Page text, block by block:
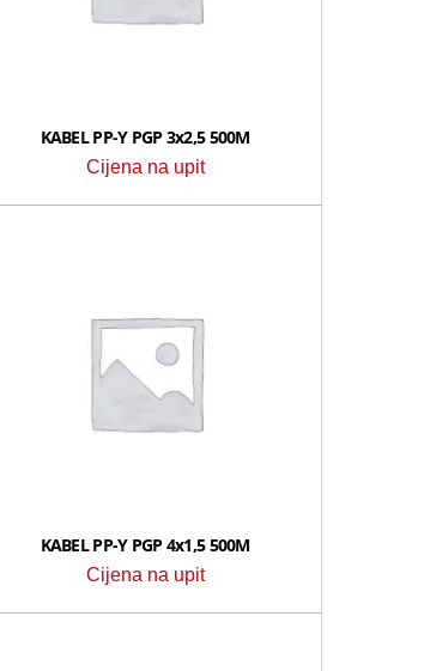
KABEL PP-Y PGP 3x2,5 500M
Cijena na upit
KABEL PP-Y PGP 4x1,5 500M
Cijena na upit